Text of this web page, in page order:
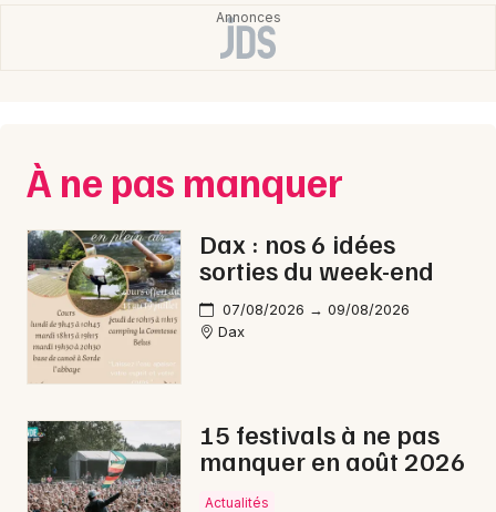
Choisir mes départements
À ne pas manquer
Dax : nos 6 idées
sorties du week-end
07/08/2026 → 09/08/2026
Dax
15 festivals à ne pas
manquer en août 2026
Actualités